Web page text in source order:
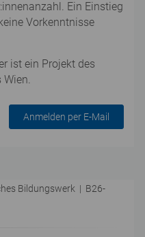
Ein Einstieg
Vorkenntnisse
ist ein Projekt des
Wien.
Anmelden per E-Mail
Bildungswerk | B26-